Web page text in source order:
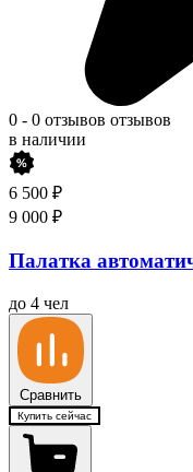
0 - 0 отзывов отзывов
в наличии
6 500 ₽
9 000 ₽
Палатка
до 4 чел
Сравнить
Купить сейчас